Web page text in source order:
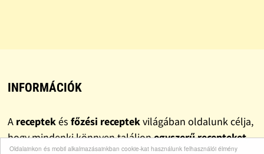
Oldalainkon és mobil alkalmazásainkban cookie-kat használunk felhasználói élmény
INFORMÁCIÓK
A receptekés főzési receptekvilágában oldalunk célja,
hogy mindenki könnyen találjonegyszerű recepteket,